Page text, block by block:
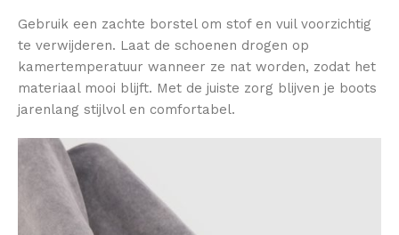
Gebruik een zachte borstel om stof en vuil voorzichtig
te verwijderen. Laat de schoenen drogen op
kamertemperatuur wanneer ze nat worden, zodat het
materiaal mooi blijft. Met de juiste zorg blijven je boots
jarenlang stijlvol en comfortabel.